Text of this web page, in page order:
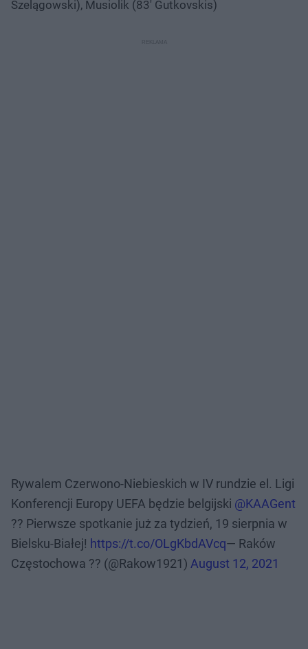
Szelągowski), Musiolik (83' Gutkovskis)
Rywalem Czerwono-Niebieskich w IV rundzie el. Ligi
Konferencji Europy UEFA będzie belgijski @KAAGent
?? Pierwsze spotkanie już za tydzień, 19 sierpnia w
Bielsku-Białej! https://t.co/OLgKbdAVcq— Raków
Częstochowa ?? (@Rakow1921) August 12, 2021